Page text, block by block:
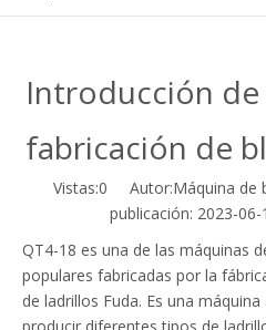
Introducción
fabricación de
Vistas:0 Autor:Máquina de
publicación: 2023-
QT4-18 es una de las máquinas
populares fabricadas por la
de ladrillos Fuda. Es una